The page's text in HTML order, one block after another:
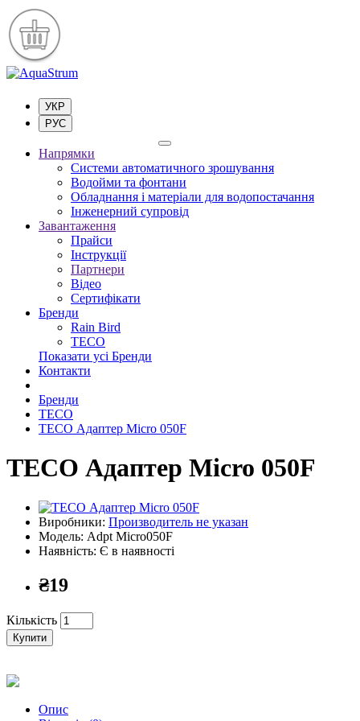
УКР
РУС
Напрямки
Системи автоматичного зрошування
Водойми та фонтани
Обладнання і матеріали для водопостачання
Інженерний супровід
Завантаження
Прайси
Інструкції
Партнери
Відео
Сертифікати
Бренди
Rain Bird
TECO
Показати усі Бренди
Контакти
Бренди
TECO
TECO Адаптер Micro 050F
TECO Адаптер Micro 050F
Виробники: Производитель не указан
Модель: Adpt Micro050F
Наявність: Є в наявності
₴19
Кількість
Купити
Опис